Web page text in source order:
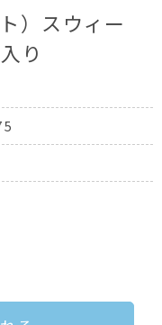
）スウィー
り